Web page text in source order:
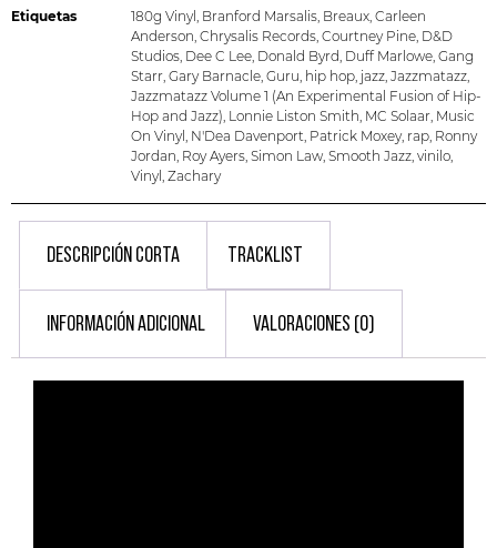
Etiquetas 180g Vinyl, Branford Marsalis, Breaux, Carleen
Anderson, Chrysalis Records, Courtney Pine, D&D
Studios, Dee C Lee, Donald Byrd, Duff Marlowe, Gang
Starr, Gary Barnacle, Guru, hip hop, jazz, Jazzmatazz,
Jazzmatazz Volume 1 (An Experimental Fusion of Hip-
Hop and Jazz), Lonnie Liston Smith, MC Solaar, Music
On Vinyl, N'Dea Davenport, Patrick Moxey, rap, Ronny
Jordan, Roy Ayers, Simon Law, Smooth Jazz, vinilo,
Vinyl, Zachary
DESCRIPCIÓN CORTA TRACKLIST
INFORMACIÓN ADICIONAL VALORACIONES (0)